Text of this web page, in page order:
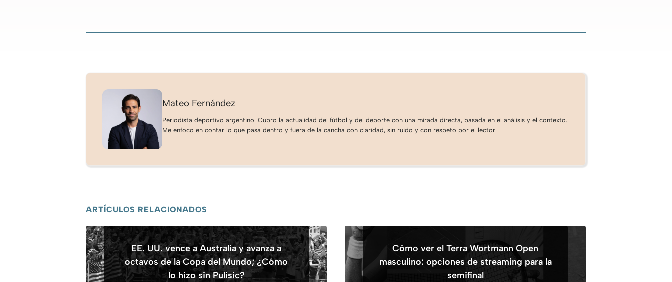
Mateo Fernández
Periodista deportivo argentino. Cubro la actualidad del fútbol y del deporte con una mirada directa, basada en el análisis y el contexto.
Me enfoco en contar lo que pasa dentro y fuera de la cancha con claridad, sin ruido y con respeto por el lector.
ARTÍCULOS RELACIONADOS
EE. UU. vence a Australia y avanza a
octavos de la Copa del Mundo; ¿Cómo
lo hizo sin Pulisic?
Cómo ver el Terra Wortmann Open
masculino: opciones de streaming para la
semifinal